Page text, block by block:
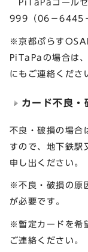
PiTaPaコール
999（06－6445
※京都ぷらす
PiTaPaの場合は
にもご連絡くださ
カード不良・
不良・破損の場合
すので、地下鉄駅
申し出ください。
※不良・破損の原
が必要です。
※暫定カードを希
ご連絡ください。